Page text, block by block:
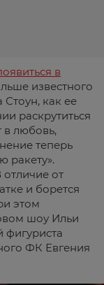
в
известного
как ее
раскрутиться
в любовь,
теперь
ракету».
от
и борется
этом
шоу Ильи
фигуриста
ФК Евгения